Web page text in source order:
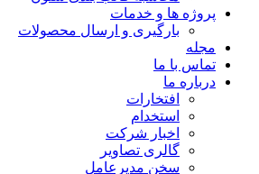
پروژه ها و خدمات
بارگیری و ارسال محصولات
مجله
تماس با ما
درباره ما
افتخارات
استخدام
اخبار شرکت
گالری تصاویر
سخن مدیرعامل